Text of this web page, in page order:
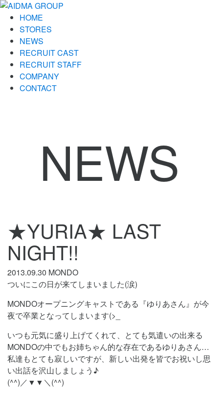
HOME
STORES
NEWS
RECRUIT CAST
RECRUIT STAFF
COMPANY
CONTACT
NEWS
★YURIA★ LAST
NIGHT!!
2013.09.30 MONDO
ついにこの日が来てしまいました(涙)
MONDOオープニングキャストである『ゆりあさん』が今
夜で卒業となってしまいます(>_
いつも元気に盛り上げてくれて、とても気遣いの出来る
MONDOの中でもお姉ちゃん的な存在であるゆりあさん…
私達もとても寂しいですが、新しい出発を皆でお祝いし思
い出話を沢山しましょう♪
(^^)／▼▼＼(^^)